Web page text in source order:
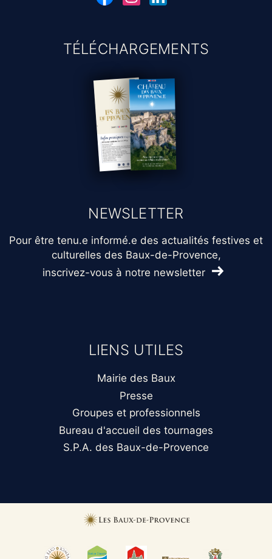
TÉLÉCHARGEMENTS
NEWSLETTER
Pour être tenu.e informé.e des actualités festives et
culturelles des Baux-de-Provence,
inscrivez-vous à notre newsletter
LIENS UTILES
Mairie des Baux
Presse
Groupes et professionnels
Bureau d'accueil des tournages
S.P.A. des Baux-de-Provence